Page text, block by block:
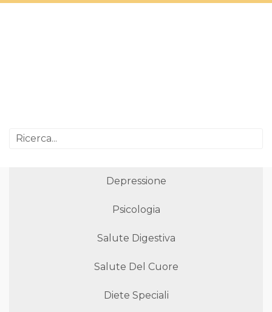
Depressione
Psicologia
Salute Digestiva
Salute Del Cuore
Diete Speciali